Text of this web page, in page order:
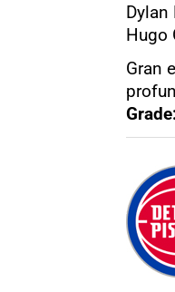
Dylan
Hugo
Gran